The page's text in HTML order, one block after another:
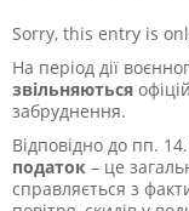
Sorry, this entry is
На період дії
звільняються
забруднення.
Відповідно до пп.
податок – це
справляється з